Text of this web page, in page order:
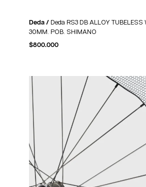
Deda / Deda RS3 DB ALLOY TUBELESS
30MM. POB. SHIMANO
$800.000